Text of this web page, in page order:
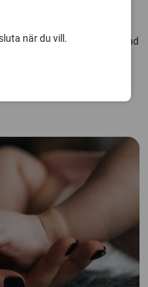
hos förstföderskor,
Effekten är tydligast bland
när du vill.